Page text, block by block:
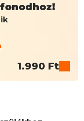
1.990 Ft